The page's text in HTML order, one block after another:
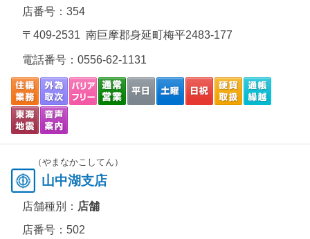
店番号：354
〒409-2531 南巨摩郡身延町梅平2483-177
電話番号： 0556-62-1131
（やまなかこしてん）
山中湖支店
店舗種別： 店舗
店番号：502